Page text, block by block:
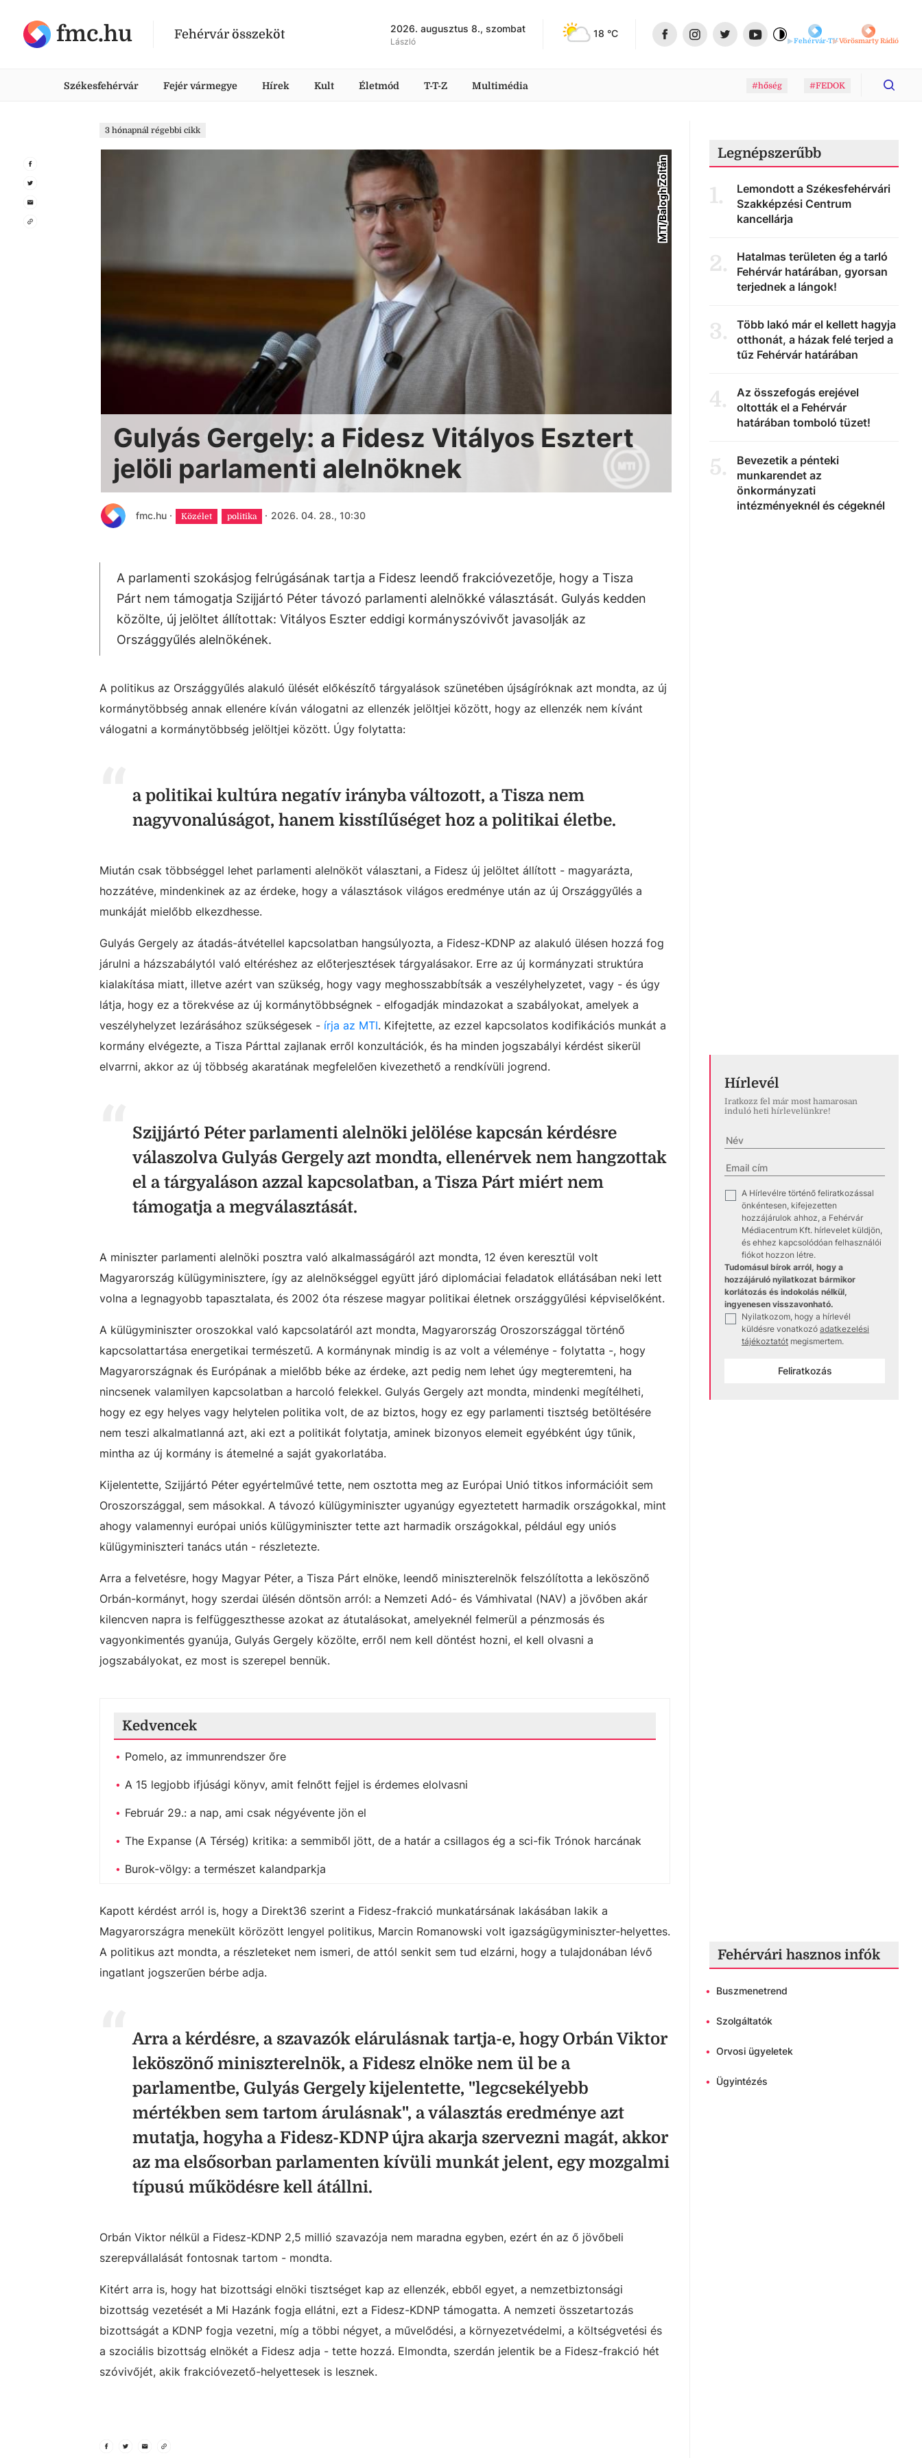
fmc.hu Fehérvár összeköt 2026. augusztus 8., szombat
László
18 °C
Fehérvár-TVVörösmarty Rádió
Székesfehérvár Fejér vármegye Hírek Kult Életmód T-T-Z Multimédia #hőség #FEDOK
3 hónapnál régebbi cikk
MTI/Balogh Zoltán
Gulyás Gergely: a Fidesz Vitályos Esztert
jelöli parlamenti alelnöknek
fmc.hu · Közélet politika · 2026. 04. 28., 10:30
A parlamenti szokásjog felrúgásának tartja a Fidesz leendő frakcióvezetője, hogy a Tisza
Párt nem támogatja Szijjártó Péter távozó parlamenti alelnökké választását. Gulyás kedden
közölte, új jelöltet állítottak: Vitályos Eszter eddigi kormányszóvivőt javasolják az
Országgyűlés alelnökének.
A politikus az Országgyűlés alakuló ülését előkészítő tárgyalások szünetében újságíróknak azt mondta, az új
kormánytöbbség annak ellenére kíván válogatni az ellenzék jelöltjei között, hogy az ellenzék nem kívánt
válogatni a kormánytöbbség jelöltjei között. Úgy folytatta:
a politikai kultúra negatív irányba változott, a Tisza nem
nagyvonalúságot, hanem kisstílűséget hoz a politikai életbe.
Miután csak többséggel lehet parlamenti alelnököt választani, a Fidesz új jelöltet állított - magyarázta,
hozzátéve, mindenkinek az az érdeke, hogy a választások világos eredménye után az új Országgyűlés a
munkáját mielőbb elkezdhesse.
Gulyás Gergely az átadás-átvétellel kapcsolatban hangsúlyozta, a Fidesz-KDNP az alakuló ülésen hozzá fog
járulni a házszabálytól való eltéréshez az előterjesztések tárgyalásakor. Erre az új kormányzati struktúra
kialakítása miatt, illetve azért van szükség, hogy vagy meghosszabbítsák a veszélyhelyzetet, vagy - és úgy
látja, hogy ez a törekvése az új kormánytöbbségnek - elfogadják mindazokat a szabályokat, amelyek a
veszélyhelyzet lezárásához szükségesek - írja az MTI. Kifejtette, az ezzel kapcsolatos kodifikációs munkát a
kormány elvégezte, a Tisza Párttal zajlanak erről konzultációk, és ha minden jogszabályi kérdést sikerül
elvarrni, akkor az új többség akaratának megfelelően kivezethető a rendkívüli jogrend.
Szijjártó Péter parlamenti alelnöki jelölése kapcsán kérdésre
válaszolva Gulyás Gergely azt mondta, ellenérvek nem hangzottak
el a tárgyaláson azzal kapcsolatban, a Tisza Párt miért nem
támogatja a megválasztását.
A miniszter parlamenti alelnöki posztra való alkalmasságáról azt mondta, 12 éven keresztül volt
Magyarország külügyminisztere, így az alelnökséggel együtt járó diplomáciai feladatok ellátásában neki lett
volna a legnagyobb tapasztalata, és 2002 óta részese magyar politikai életnek országgyűlési képviselőként.
A külügyminiszter oroszokkal való kapcsolatáról azt mondta, Magyarország Oroszországgal történő
kapcsolattartása energetikai természetű. A kormánynak mindig is az volt a véleménye - folytatta -, hogy
Magyarországnak és Európának a mielőbb béke az érdeke, azt pedig nem lehet úgy megteremteni, ha
nincsenek valamilyen kapcsolatban a harcoló felekkel. Gulyás Gergely azt mondta, mindenki megítélheti,
hogy ez egy helyes vagy helytelen politika volt, de az biztos, hogy ez egy parlamenti tisztség betöltésére
nem teszi alkalmatlanná azt, aki ezt a politikát folytatja, aminek bizonyos elemeit egyébként úgy tűnik,
mintha az új kormány is átemelné a saját gyakorlatába.
Kijelentette, Szijjártó Péter egyértelművé tette, nem osztotta meg az Európai Unió titkos információit sem
Oroszországgal, sem másokkal. A távozó külügyminiszter ugyanúgy egyeztetett harmadik országokkal, mint
ahogy valamennyi európai uniós külügyminiszter tette azt harmadik országokkal, például egy uniós
külügyminiszteri tanács után - részletezte.
Arra a felvetésre, hogy Magyar Péter, a Tisza Párt elnöke, leendő miniszterelnök felszólította a leköszönő
Orbán-kormányt, hogy szerdai ülésén döntsön arról: a Nemzeti Adó- és Vámhivatal (NAV) a jövőben akár
kilencven napra is felfüggeszthesse azokat az átutalásokat, amelyeknél felmerül a pénzmosás és
vagyonkimentés gyanúja, Gulyás Gergely közölte, erről nem kell döntést hozni, el kell olvasni a
jogszabályokat, ez most is szerepel bennük.
Kedvencek
Pomelo, az immunrendszer őre
A 15 legjobb ifjúsági könyv, amit felnőtt fejjel is érdemes elolvasni
Február 29.: a nap, ami csak négyévente jön el
The Expanse (A Térség) kritika: a semmiből jött, de a határ a csillagos ég a sci-fik Trónok harcának
Burok-völgy: a természet kalandparkja
Kapott kérdést arról is, hogy a Direkt36 szerint a Fidesz-frakció munkatársának lakásában lakik a
Magyarországra menekült körözött lengyel politikus, Marcin Romanowski volt igazságügyminiszter-helyettes.
A politikus azt mondta, a részleteket nem ismeri, de attól senkit sem tud elzárni, hogy a tulajdonában lévő
ingatlant jogszerűen bérbe adja.
Arra a kérdésre, a szavazók elárulásnak tartja-e, hogy Orbán Viktor
leköszönő miniszterelnök, a Fidesz elnöke nem ül be a
parlamentbe, Gulyás Gergely kijelentette, "legcsekélyebb
mértékben sem tartom árulásnak", a választás eredménye azt
mutatja, hogyha a Fidesz-KDNP újra akarja szervezni magát, akkor
az ma elsősorban parlamenten kívüli munkát jelent, egy mozgalmi
típusú működésre kell átállni.
Orbán Viktor nélkül a Fidesz-KDNP 2,5 millió szavazója nem maradna egyben, ezért én az ő jövőbeli
szerepvállalását fontosnak tartom - mondta.
Kitért arra is, hogy hat bizottsági elnöki tisztséget kap az ellenzék, ebből egyet, a nemzetbiztonsági
bizottság vezetését a Mi Hazánk fogja ellátni, ezt a Fidesz-KDNP támogatta. A nemzeti összetartozás
bizottságát a KDNP fogja vezetni, míg a többi négyet, a művelődési, a környezetvédelmi, a költségvetési és
a szociális bizottság elnökét a Fidesz adja - tette hozzá. Elmondta, szerdán jelentik be a Fidesz-frakció hét
szóvivőjét, akik frakcióvezető-helyettesek is lesznek.
Legnépszerűbb
1.
Lemondott a Székesfehérvári
Szakképzési Centrum
kancellárja
2.
Hatalmas területen ég a tarló
Fehérvár határában, gyorsan
terjednek a lángok!
3.
Több lakó már el kellett hagyja
otthonát, a házak felé terjed a
tűz Fehérvár határában
4.
Az összefogás erejével
oltották el a Fehérvár
határában tomboló tüzet!
5.
Bevezetik a pénteki
munkarendet az
önkormányzati
intézményeknél és cégeknél
Hírlevél
Iratkozz fel már most hamarosan
induló heti hírlevelünkre!
✓
A Hírlevélre történő feliratkozással
önkéntesen, kifejezetten
hozzájárulok ahhoz, a Fehérvár
Médiacentrum Kft. hírlevelet küldjön,
és ehhez kapcsolódóan felhasználói
fiókot hozzon létre.
Tudomásul bírok arról, hogy a
hozzájáruló nyilatkozat bármikor
korlátozás és indokolás nélkül,
ingyenesen visszavonható.
✓
Nyilatkozom, hogy a hírlevél
küldésre vonatkozó adatkezelési
tájékoztatót megismertem.
Feliratkozás
Fehérvári hasznos infók
• Buszmenetrend
• Szolgáltatók
• Orvosi ügyeletek
• Ügyintézés